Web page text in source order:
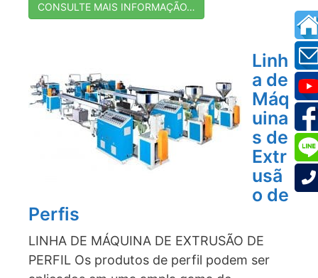
CONSULTE MAIS INFORMAÇÃO…
Linh
a de
Máq
uina
s de
Extr
usã
o de
Perfis
LINHA DE MÁQUINA DE EXTRUSÃO DE
PERFIL Os produtos de perfil podem ser